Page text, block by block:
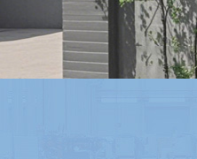
工业废水处理用钛阳极